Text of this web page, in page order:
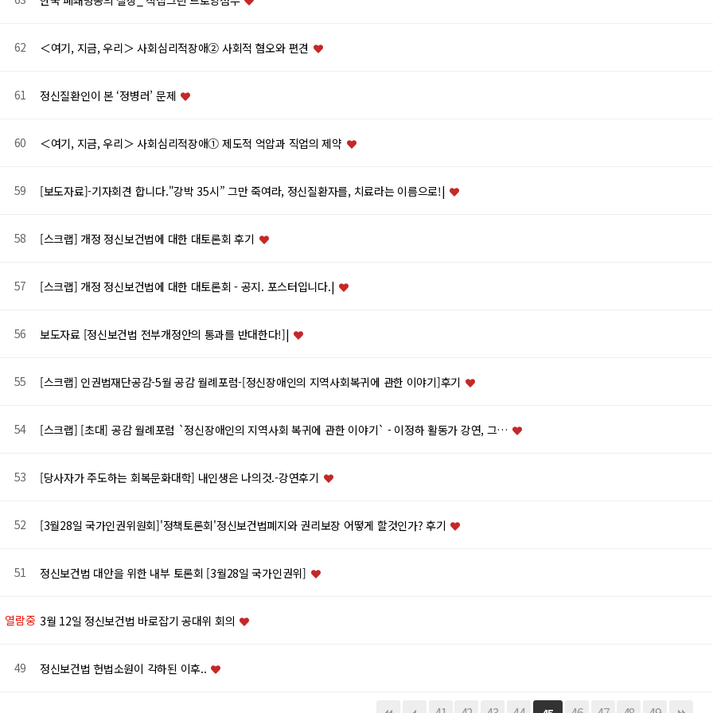
62 ＜여기, 지금, 우리＞ 사회심리적장애② 사회적 혐오와 편견
61 정신질환인이 본 ‘정병러’ 문제
60 ＜여기, 지금, 우리＞ 사회심리적장애① 제도적 억압과 직업의 제약
59 [보도자료]-기자회견 합니다."강박 35시” 그만 죽여라, 정신질환자를, 치료라는 이름으로!|
58 [스크랩] 개정 정신보건법에 대한 대토론회 후기
57 [스크랩] 개정 정신보건법에 대한 대토론회 - 공지. 포스터입니다.|
56 보도자료 [정신보건법 전부개정안의 통과를 반대한다!]|
55 [스크랩] 인권법재단공감-5월 공감 월례포럼-[정신장애인의 지역사회복귀에 관한 이야기]후기
54 [스크랩] [초대] 공감 월례포럼 `정신장애인의 지역사회 복귀에 관한 이야기` - 이정하 활동가 강연, 그…
53 [당사자가 주도하는 회복문화대학] 내인생은 나의것.-강연후기
52 [3월28일 국가인권위원회]'정책토론회'정신보건법폐지와 권리보장 어떻게 할것인가? 후기
51 정신보건법 대안을 위한 내부 토론회 [3월28일 국가인권위]
열람중 3월 12일 정신보건법 바로잡기 공대위 회의
49 정신보건법 헌법소원이 각하된 이후..